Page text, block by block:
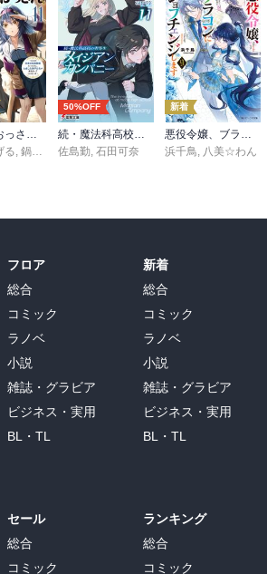
片田舎のおっさん、剣聖になる 11 ～ただの田舎の剣術師範だったのに、大成した弟子たちが俺を放ってくれない件～
る, 鍋島テツヒロ
50%OFF
続・魔法科高校の劣等生 メイジアン・カンパニー(11)
佐島勤, 石田可奈
新着
悪役令嬢、ブラコンにジョブチェンジします９【電子特典付き】
浜千鳥, 八美☆わん
フロア
総合
コミック
ラノベ
小説
雑誌・グラビア
ビジネス・実用
BL・TL
セール
総合
コミック
新着
総合
コミック
ラノベ
小説
雑誌・グラビア
ビジネス・実用
BL・TL
ランキング
総合
コミック